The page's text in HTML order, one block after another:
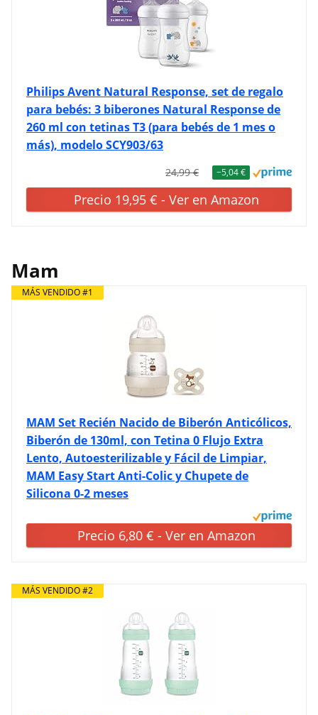
Philips Avent Natural Response, set de regalo
para bebés: 3 biberones Natural Response de
260 ml con tetinas T3 (para bebés de 1 mes o
más), modelo SCY903/63
24,99 € −5,04 €
Precio 19,95 € - Ver en Amazon
Mam
MÁS VENDIDO #1
MAM Set Recién Nacido de Biberón Anticólicos,
Biberón de 130ml, con Tetina 0 Flujo Extra
Lento, Autoesterilizable y Fácil de Limpiar,
MAM Easy Start Anti-Colic y Chupete de
Silicona 0-2 meses
Precio 6,80 € - Ver en Amazon
MÁS VENDIDO #2